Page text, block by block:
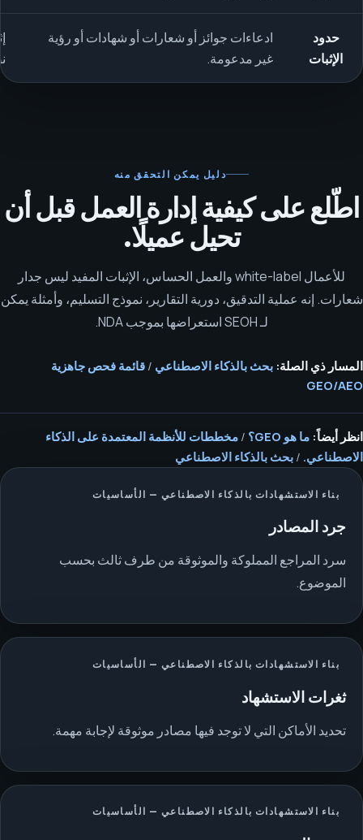
حدود
الإثبات
ادعاءات جوائز أو شعارات أو شهادات أو رؤية
غير مدعومة.
دليل يمكن التحقق منه
اطّلع على كيفية إدارة العمل قبل أن
تحيل عميلًا.
للأعمال white-label والعمل الحساس، الإثبات المفيد ليس جدار
شعارات. إنه عملية التدقيق، دورية التقارير، نموذج التسليم، وأمثلة يمكن
لـ SEOH استعراضها بموجب NDA.
المسار ذي الصلة: بحث بالذكاء الاصطناعي / قائمة فحص جاهزية
GEO/AEO
انظر أيضاً: ما هو GEO؟ / مخططات للأنظمة المعتمدة على الذكاء
الاصطناعي. / بحث بالذكاء الاصطناعي
بناء الاستشهادات بالذكاء الاصطناعي — الأساسيات
جرد المصادر
سرد المراجع المملوكة والموثوقة من طرف ثالث بحسب
الموضوع.
بناء الاستشهادات بالذكاء الاصطناعي — الأساسيات
ثغرات الاستشهاد
تحديد الأماكن التي لا توجد فيها مصادر موثوقة لإجابة مهمة.
بناء الاستشهادات بالذكاء الاصطناعي — الأساسيات